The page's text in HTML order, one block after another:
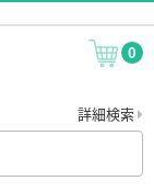
0
詳細検索